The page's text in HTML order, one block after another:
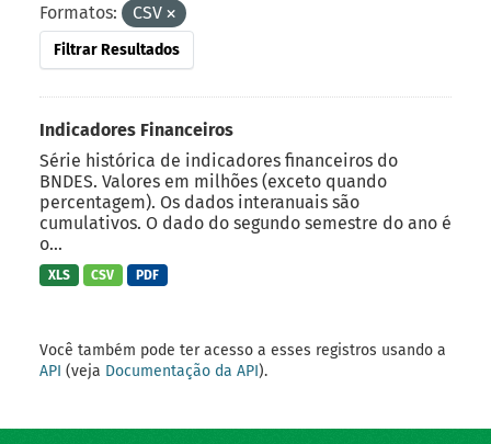
Formatos:
CSV
Filtrar Resultados
Indicadores Financeiros
Série histórica de indicadores financeiros do
BNDES. Valores em milhões (exceto quando
percentagem). Os dados interanuais são
cumulativos. O dado do segundo semestre do ano é
o...
XLS CSV PDF
Você também pode ter acesso a esses registros usando a
API (veja Documentação da API).